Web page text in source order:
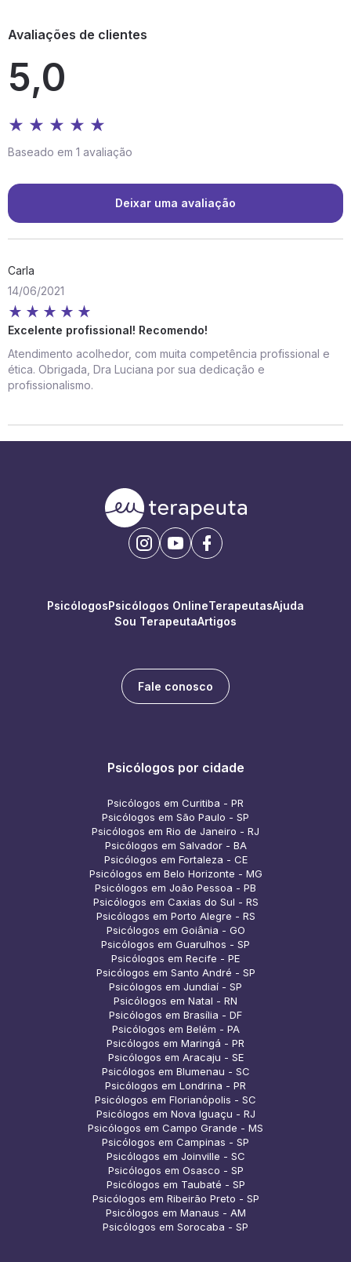
Avaliações de clientes
5,0
Baseado em 1 avaliação
Deixar uma avaliação
Carla
14/06/2021
Excelente profissional! Recomendo!
Atendimento acolhedor, com muita competência profissional e
ética. Obrigada, Dra Luciana por sua dedicação e
profissionalismo.
PsicólogosPsicólogos OnlineTerapeutasAjuda
Sou TerapeutaArtigos
Fale conosco
Psicólogos por cidade
Psicólogos em Curitiba - PR
Psicólogos em São Paulo - SP
Psicólogos em Rio de Janeiro - RJ
Psicólogos em Salvador - BA
Psicólogos em Fortaleza - CE
Psicólogos em Belo Horizonte - MG
Psicólogos em João Pessoa - PB
Psicólogos em Caxias do Sul - RS
Psicólogos em Porto Alegre - RS
Psicólogos em Goiânia - GO
Psicólogos em Guarulhos - SP
Psicólogos em Recife - PE
Psicólogos em Santo André - SP
Psicólogos em Jundiaí - SP
Psicólogos em Natal - RN
Psicólogos em Brasília - DF
Psicólogos em Belém - PA
Psicólogos em Maringá - PR
Psicólogos em Aracaju - SE
Psicólogos em Blumenau - SC
Psicólogos em Londrina - PR
Psicólogos em Florianópolis - SC
Psicólogos em Nova Iguaçu - RJ
Psicólogos em Campo Grande - MS
Psicólogos em Campinas - SP
Psicólogos em Joinville - SC
Psicólogos em Osasco - SP
Psicólogos em Taubaté - SP
Psicólogos em Ribeirão Preto - SP
Psicólogos em Manaus - AM
Psicólogos em Sorocaba - SP